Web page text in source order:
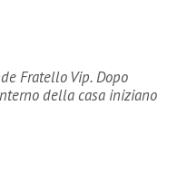
Fratello Vip. Dopo
della casa iniziano